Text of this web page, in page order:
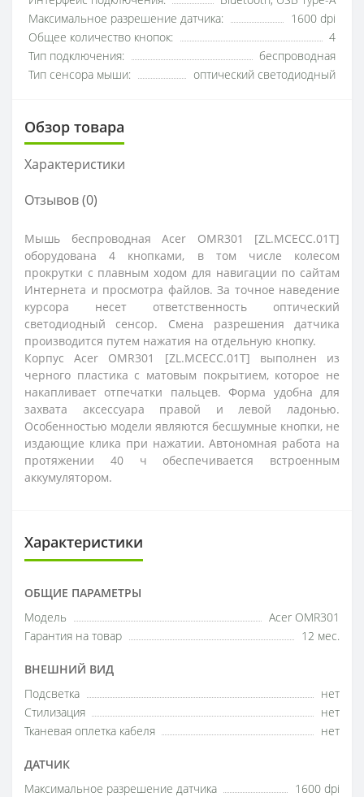
Максимальное разрешение датчика:
1600 dpi
Общее количество кнопок:
4
Тип подключения:
беспроводная
Тип сенсора мыши:
оптический светодиодный
Обзор товара
Характеристики
Отзывов (0)
Мышь беспроводная Acer OMR301 [ZL.MCECC.01T]
оборудована 4 кнопками, в том числе колесом
прокрутки с плавным ходом для навигации по сайтам
Интернета и просмотра файлов. За точное наведение
курсора несет ответственность оптический
светодиодный сенсор. Смена разрешения датчика
производится путем нажатия на отдельную кнопку.
Корпус Acer OMR301 [ZL.MCECC.01T] выполнен из
черного пластика с матовым покрытием, которое не
накапливает отпечатки пальцев. Форма удобна для
захвата аксессуара правой и левой ладонью.
Особенностью модели являются бесшумные кнопки, не
издающие клика при нажатии. Автономная работа на
протяжении 40 ч обеспечивается встроенным
аккумулятором.
Характеристики
ОБЩИЕ ПАРАМЕТРЫ
Модель
Acer OMR301
Гарантия на товар
12 мес.
ВНЕШНИЙ ВИД
Подсветка
нет
Стилизация
нет
Тканевая оплетка кабеля
нет
ДАТЧИК
Максимальное разрешение датчика
1600 dpi